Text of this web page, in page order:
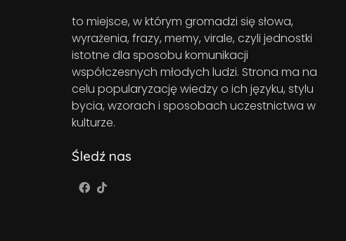
to miejsce, w którym gromadzi się słowa,
wyrażenia, frazy, memy, virale, czyli jednostki
istotne dla sposobu komunikacji
współczesnych młodych ludzi. Strona ma na
celu popularyzację wiedzy o ich języku, stylu
bycia, wzorach i sposobach uczestnictwa w
kulturze.
Śledź nas